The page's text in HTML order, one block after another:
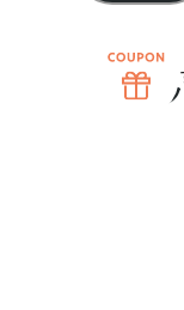
ブ